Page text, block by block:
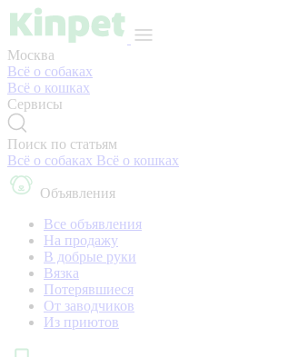
Москва
Всё о собаках
Всё о кошках
Сервисы
Поиск по статьям
Всё о собаках Всё о кошках
Объявления
Все объявления
На продажу
В добрые руки
Вязка
Потерявшиеся
От заводчиков
Из приютов